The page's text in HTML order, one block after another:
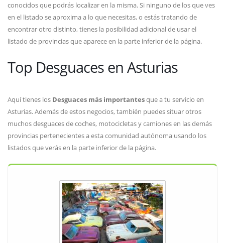
conocidos que podrás localizar en la misma. Si ninguno de los que ves
en el listado se aproxima a lo que necesitas, o estás tratando de
encontrar otro distinto, tienes la posibilidad adicional de usar el
listado de provincias que aparece en la parte inferior de la página.
Top Desguaces en Asturias
Aquí tienes los Desguaces más importantesque a tu servicio en
Asturias. Además de estos negocios, también puedes situar otros
muchos desguaces de coches, motocicletas y camiones en las demás
provincias pertenecientes a esta comunidad autónoma usando los
listados que verás en la parte inferior de la página.